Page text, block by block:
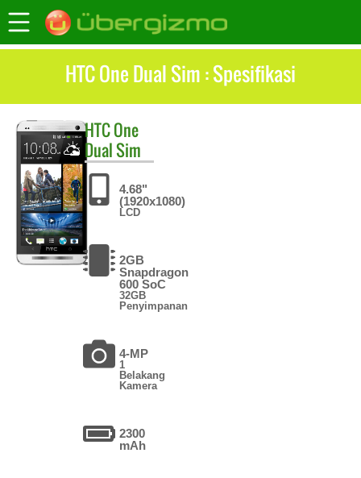
HTC One Dual Sim : Spesifikasi
HTCOne
Dual Sim
4.68"
(1920x1080)
LCD
2GB
Snapdragon
600 SoC
32GB
Penyimpanan
4-MP
1
Belakang
Kamera
2300
mAh